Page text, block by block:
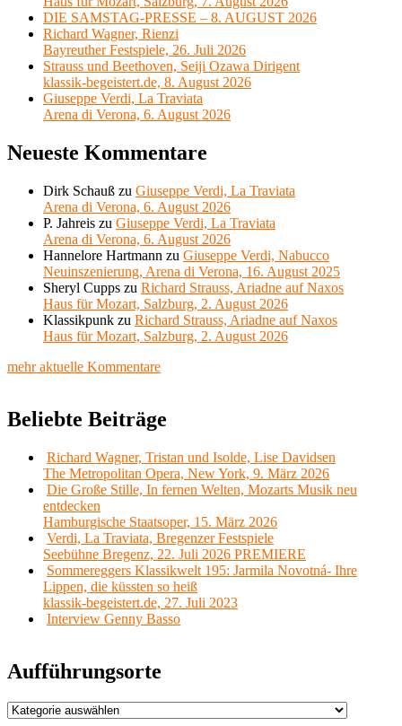
DIE SAMSTAG-PRESSE – 8. AUGUST 2026
Richard Wagner, Rienzi
Bayreuther Festspiele, 26. Juli 2026
Strauss und Beethoven, Seiji Ozawa Dirigent
klassik-begeistert.de, 8. August 2026
Giuseppe Verdi, La Traviata
Arena di Verona, 6. August 2026
Neueste Kommentare
Dirk Schauß zu Giuseppe Verdi, La Traviata
Arena di Verona, 6. August 2026
P. Jahreis zu Giuseppe Verdi, La Traviata
Arena di Verona, 6. August 2026
Hannelore Hartmann zu Giuseppe Verdi, Nabucco
Neuinszenierung, Arena di Verona, 16. August 2025
Sheryl Cupps zu Richard Strauss, Ariadne auf Naxos
Haus für Mozart, Salzburg, 2. August 2026
Klassikpunk zu Richard Strauss, Ariadne auf Naxos
Haus für Mozart, Salzburg, 2. August 2026
mehr aktuelle Kommentare
Beliebte Beiträge
Richard Wagner, Tristan und Isolde, Lise Davidsen
The Metropolitan Opera, New York, 9. März 2026
Die Große Stille, In fernen Welten, Mozarts Musik neu
entdecken
Hamburgische Staatsoper, 15. März 2026
Verdi, La Traviata, Bregenzer Festspiele
Seebühne Bregenz, 22. Juli 2026 PREMIERE
Sommereggers Klassikwelt 195: Jarmila Novotná- Ihre
Lippen, die küssten so heiß
klassik-begeistert.de, 27. Juli 2023
Interview Genny Basso
Aufführungsorte
Aufführungsorte